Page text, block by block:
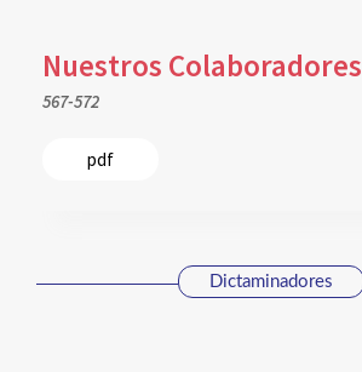
Nuestros Colaboradores
567-572
pdf
Dictaminadores